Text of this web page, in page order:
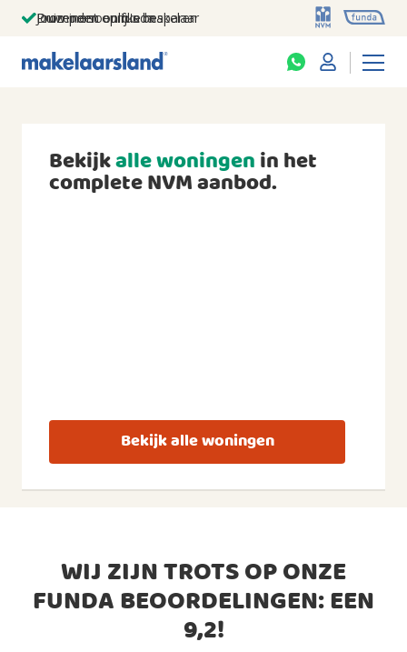
Jouw persoonlijke makelaar
Duizenden euro's besparen
Prominent op funda
Bekijkalle woningenin het
complete NVM aanbod.
Bekijk alle woningen
WIJ ZIJN TROTS OP ONZE
FUNDA BEOORDELINGEN: EEN
9,2!